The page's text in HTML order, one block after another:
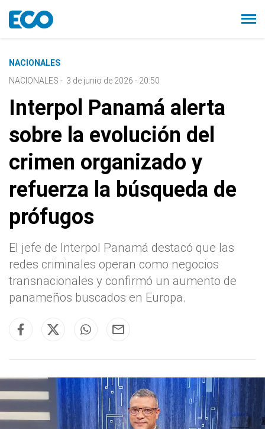
NACIONALES
NACIONALES - 3 de junio de 2026 - 20:50
Interpol Panamá alerta
sobre la evolución del
crimen organizado y
refuerza la búsqueda de
prófugos
El jefe de Interpol Panamá destacó que las
redes criminales operan como negocios
transnacionales y confirmó un aumento de
panameños buscados en Europa.